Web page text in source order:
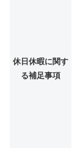
休日休暇に関す
る補足事項